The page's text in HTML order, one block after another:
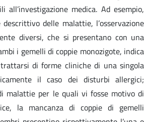
medica. Ad esempio,
delle malattie, l’osservazione
diversi, che si presentano con una
i gemelli di coppie monozigote, indica
di forme cliniche di una singola
il caso dei disturbi allergici;
malattie per le quali vi fosse motivo di
la mancanza di coppie di gemelli